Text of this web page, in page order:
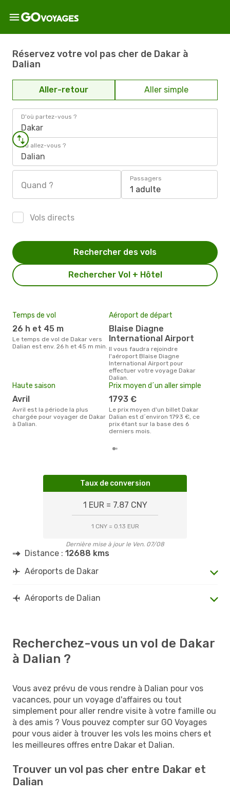
Réservez votre vol pas cher de Dakar à
Dalian
Aller-retour Aller simple
D'où partez-vous ?
Dakar
Où allez-vous ?
Dalian
Quand ?
Passagers
1 adulte
Vols directs
Rechercher Vol + Hôtel
Rechercher des vols
Temps de vol
26 h et 45 m
Le temps de vol de Dakar vers
Dalian est env. 26 h et 45 m min.
Aéroport de départ
Blaise Diagne
International Airport
Il vous faudra rejoindre
l'aéroport Blaise Diagne
International Airport pour
effectuer votre voyage Dakar
Dalian.
Haute saison
avril
avril est la période la plus
chargée pour voyager de Dakar
à Dalian.
Prix moyen d´un aller simple
1793 €
Le prix moyen d'un billet Dakar
Dalian est d´environ 1793 €, ce
prix étant sur la base des 6
derniers mois.
Taux de conversion
1 EUR = 7.87 CNY
1 CNY = 0.13 EUR
Dernière mise à jour le Ven. 07/08
Distance : 12688 kms
Aéroports de Dakar
Aéroports de Dalian
Recherchez-vous un vol de Dakar
à Dalian ?
Vous avez prévu de vous rendre à Dalian pour vos
vacances, pour un voyage d'affaires ou tout
simplement pour aller rendre visite à votre famille ou
à des amis ? Vous pouvez compter sur GO Voyages
pour vous aider à trouver les vols les moins chers et
les meilleures offres entre Dakar et Dalian.
Trouver un vol pas cher entre Dakar et
Dalian